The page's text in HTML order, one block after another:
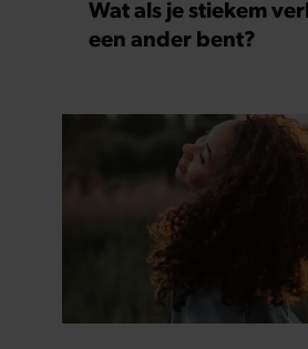
Wat als je stiekem
een ander bent?